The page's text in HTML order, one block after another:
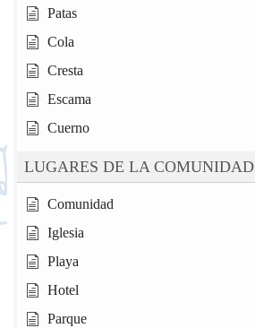
Patas
Cola
Cresta
Escama
Cuerno
LUGARES DE LA COMUNIDAD
Comunidad
Iglesia
Playa
Hotel
Parque